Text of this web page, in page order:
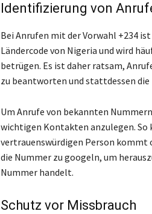
Identifizierung von
Bei Anrufen mit der Vorwahl +234
Ländercode von Nigeria und wird
betrügen. Es ist daher ratsam,
zu beantworten und stattdessen
Um Anrufe von bekannten
wichtigen Kontakten anzulegen. So
vertrauenswürdigen Person kommt
die Nummer zu googeln, um
Nummer handelt.
Schutz vor Missbrauch